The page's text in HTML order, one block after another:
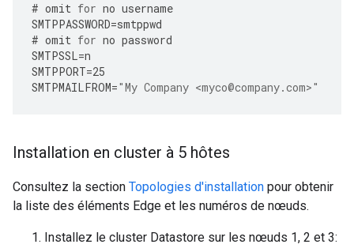
# omit for no username
SMTPPASSWORD=smtppwd
# omit for no password
SMTPSSL=n
SMTPPORT=25
SMTPMAILFROM="My Company <myco@company.com>"
Installation en cluster à 5 hôtes
Consultez la section Topologies d'installation pour obtenir
la liste des éléments Edge et les numéros de nœuds.
Installez le cluster Datastore sur les nœuds 1, 2 et 3: